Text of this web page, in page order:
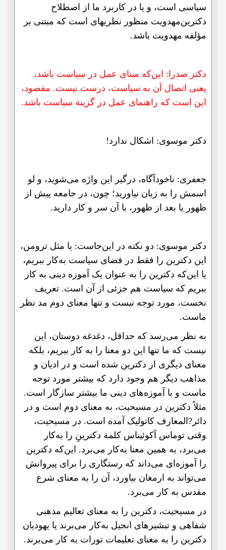
سیاسی است، و یا در کاربرد ما از اصطلاح
دکترین‌مهدویت منظور نظریهای است که مبتنی بر
مؤلفه مهدویت باشد.
دکتر صدرا: این‌که مبنای عمل در سیاست باشد،
یعنی اتصال آن به سیاست، درست نیست. مقصود،
این است که راهنمای عمل در گزینة سیاست باشد.
دکتر موسوی: اشکال ندارد!
جعفری: ناخودآگاه، درگیر این واژه می‌شوید، و لو
اسمش را به زبان نیاورید؛ چون، در جامعه پیش از
ظهور یا بعد از ظهور، با آن سر و کار دارید.
دکتر موسوی: دو نکته در این‌جا‌ست: یا مثل ترومن،
این دکترین را فقط در فضای سیاست به‌کار ببریم،
یا این‌که دکترین را به عنوان یک آموزه دینی به کار
ببریم که سیاست هم جزئی از آن است. تعریف
نخست، مورد توجه نیست و تنها معنای دوم مد نظر
ما‌ست.
به نظر می‌رسد که حداقل، دغدغه دوستان، این
نیست که ما تنها این دو معنا را به کار ببریم، بلکه
معنای دیگری از دکترین شده است و در ادیان و
مذاهب دیگر هم وجود دارد که بیشتر مورد توجه
ما‌ست و با آموزه‌های دینی ما بیشتر سازگار است.
مثلاً دکترین در مسیحیت، به معنای دوم است و در
دائر?‌المعارف کاتولیک آمده است. در مسیحیت،
وقتی توماس آکوئیناس کلمة دکترینِ را به‌کار
می‌برد، به همین معنا به‌کار می‌برد. این‌که دکترین
را آموزه‌ای می‌داند که رستگاری را برای پیروانش
می‌تواند به ارمغان بیاورد، آن را به معنای شرع
مقدس به کار می‌برد.
در مسیحیت، دکترین را به معنای تعالیم مذهبی
شفاهی و تبشیرهای انجیل به‌کار می‌برند یا یهودیان
دکترین را به معنای تعلیمات تورات به کار می‌برند.